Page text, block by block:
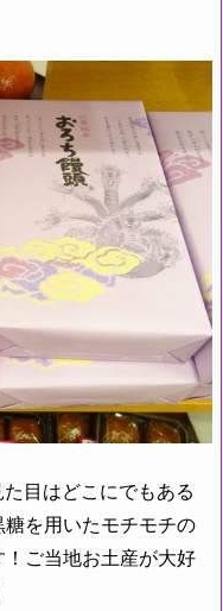
目はどこにでもある
を用いたモチモチの
ご当地お土産が大好